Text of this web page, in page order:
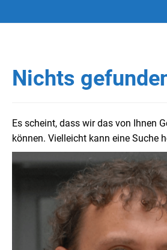
Nichts
Es scheint, dass wir das von Ihnen
können. Vielleicht kann eine Suche